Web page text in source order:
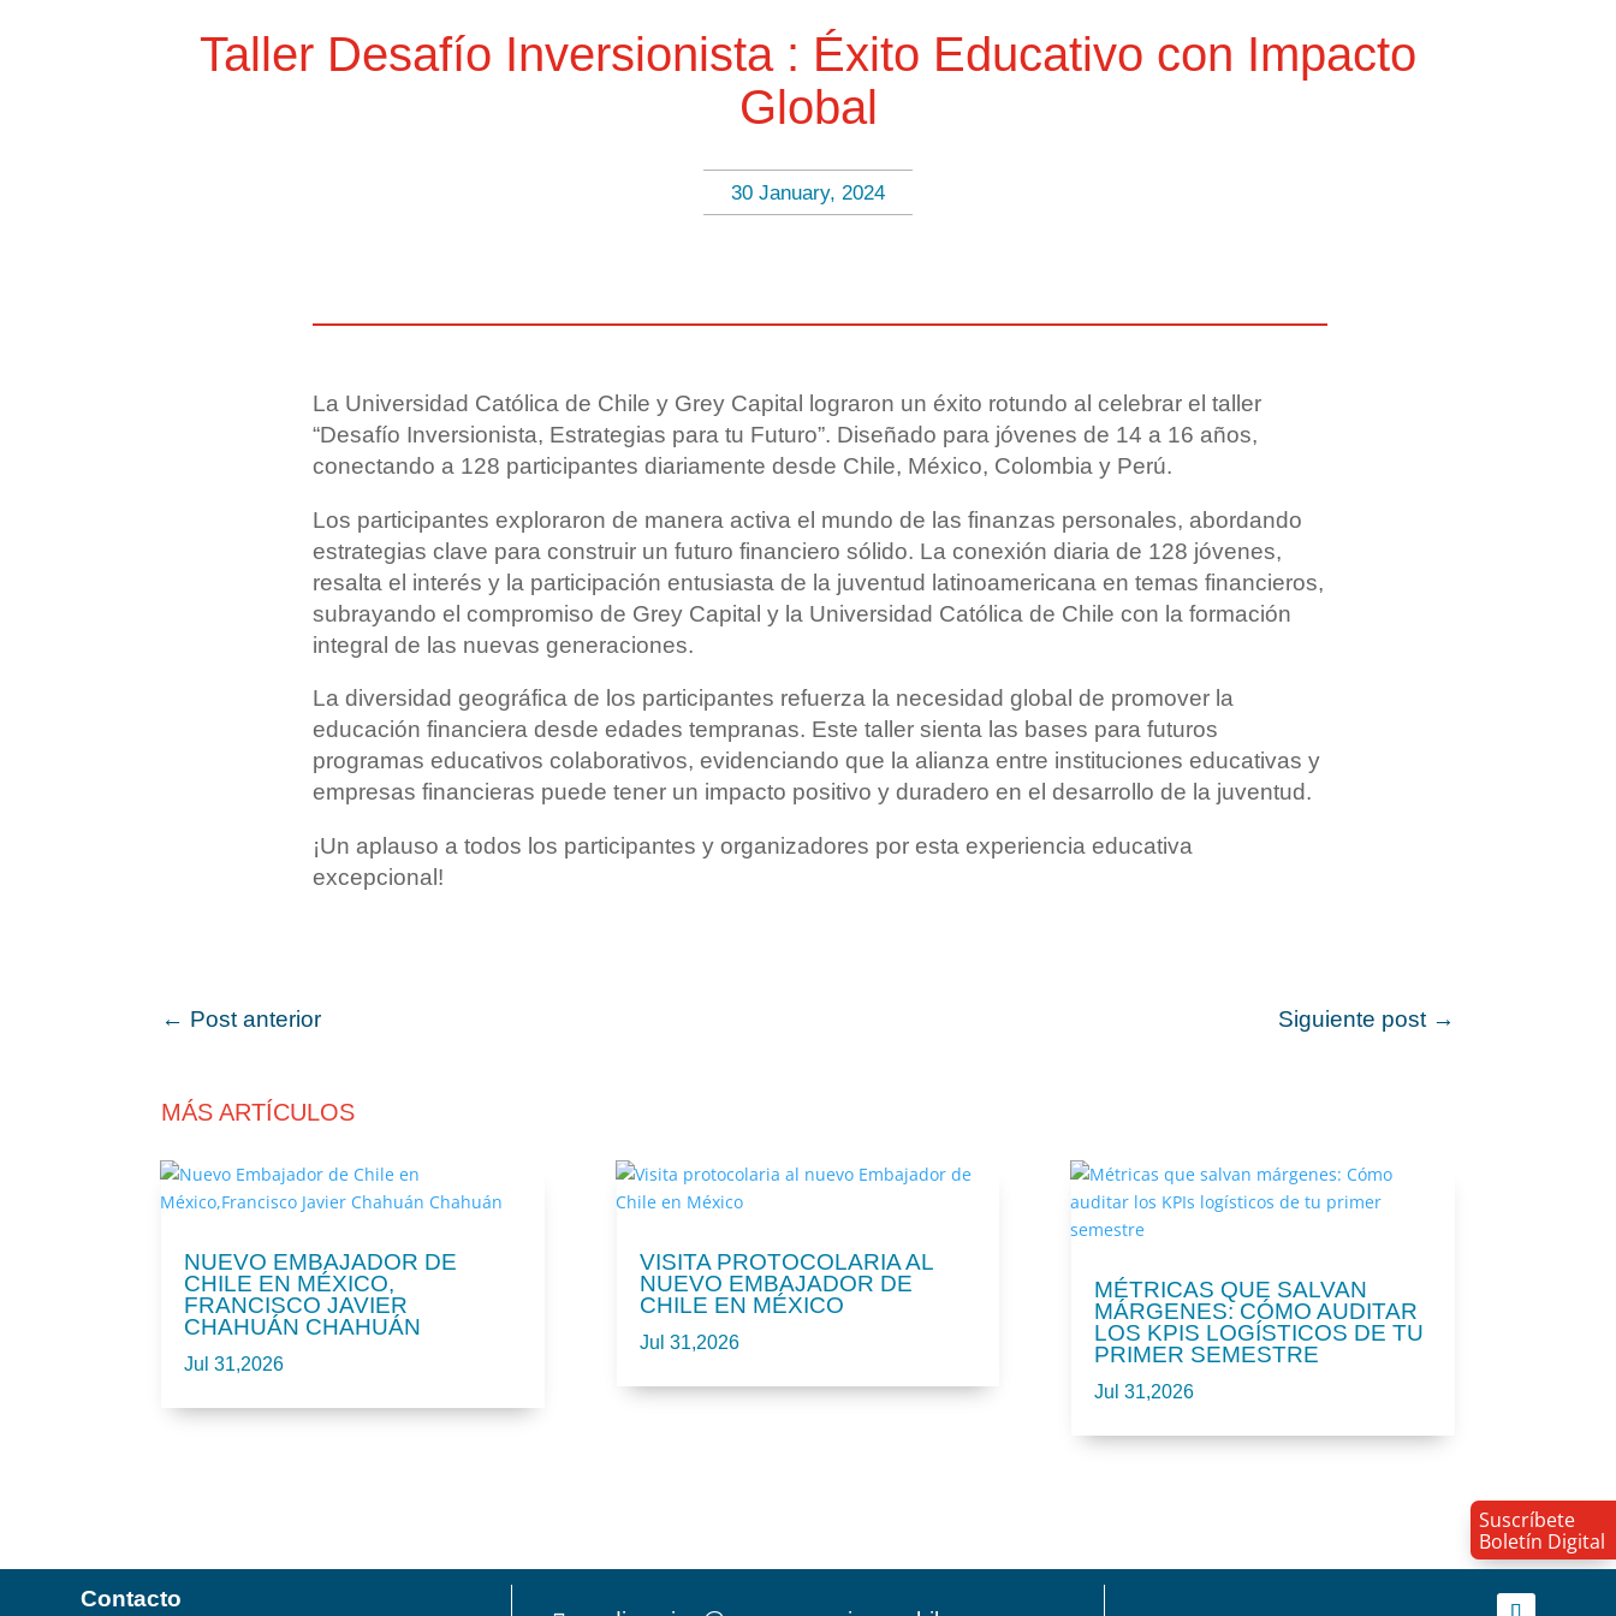
Taller Desafío Inversionista : Éxito Educativo con Impacto
Global
30 January, 2024
La Universidad Católica de Chile y Grey Capital lograron un éxito rotundo al celebrar el taller
“Desafío Inversionista, Estrategias para tu Futuro”. Diseñado para jóvenes de 14 a 16 años,
conectando a 128 participantes diariamente desde Chile, México, Colombia y Perú.
Los participantes exploraron de manera activa el mundo de las finanzas personales, abordando
estrategias clave para construir un futuro financiero sólido. La conexión diaria de 128 jóvenes,
resalta el interés y la participación entusiasta de la juventud latinoamericana en temas financieros,
subrayando el compromiso de Grey Capital y la Universidad Católica de Chile con la formación
integral de las nuevas generaciones.
La diversidad geográfica de los participantes refuerza la necesidad global de promover la
educación financiera desde edades tempranas. Este taller sienta las bases para futuros
programas educativos colaborativos, evidenciando que la alianza entre instituciones educativas y
empresas financieras puede tener un impacto positivo y duradero en el desarrollo de la juventud.
¡Un aplauso a todos los participantes y organizadores por esta experiencia educativa
excepcional!
← Post anterior Siguiente post→
MÁS ARTÍCULOS
NUEVO EMBAJADOR DE
CHILE EN MÉXICO,
FRANCISCO JAVIER
CHAHUÁN CHAHUÁN
Jul 31,2026
VISITA PROTOCOLARIA AL
NUEVO EMBAJADOR DE
CHILE EN MÉXICO
Jul 31,2026
MÉTRICAS QUE SALVAN
MÁRGENES: CÓMO AUDITAR
LOS KPIS LOGÍSTICOS DE TU
PRIMER SEMESTRE
Jul 31,2026
Suscríbete
Boletín Digital
Contacto